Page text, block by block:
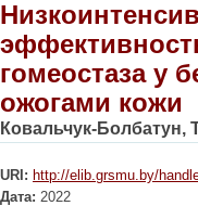
гомеостаза у
ожогами кожи
Ковальчук-Болбатун,
URI: http://elib.grsmu.by/
Дата: 2022